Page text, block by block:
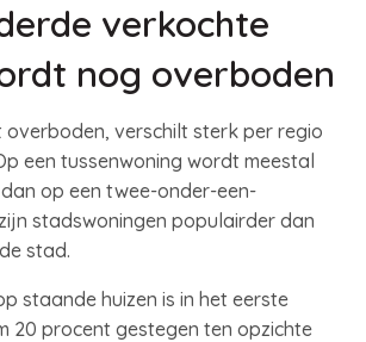
verkochte
nog overboden
overboden, verschilt sterk per regio
een tussenwoning wordt meestal
op een twee-onder-een-
stadswoningen populairder dan
stad.
staande huizen is in het eerste
20 procent gestegen ten opzichte